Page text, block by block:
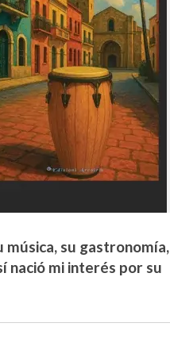
música, su gastronomía,
nació mi interés por su